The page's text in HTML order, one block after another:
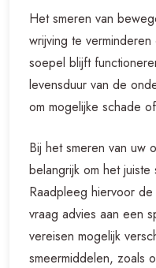
Het smeren van
wrijving te
soepel blijft
levensduur van de
om mogelijke schade
Bij het smeren van uw
belangrijk om het
Raadpleeg hiervoor
vraag advies aan een
vereisen mogelijk
smeermiddelen, zoals